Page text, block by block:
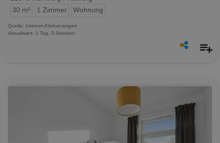
30 m²
1 Zimmer Wohnung
Quelle: Internet-Kleinanzeigen
Aktualisiert: 1 Tag, 3 Stunden